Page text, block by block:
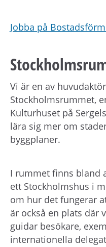
Jobba på
Vi är en av
Stockholmsrummet,
Kulturhuset på
lära sig mer om
byggplaner.
I rummet finns bland
ett Stockholmshus i
om hur det fungerar
är också en plats där
guidar besökare,
internationella